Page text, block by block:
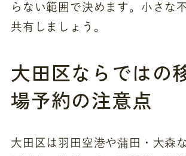
らない範囲で決めます。小さな
共有しましょう。
大田区ならではの
場予約の注意点
大田区は羽田空港や蒲田・大森